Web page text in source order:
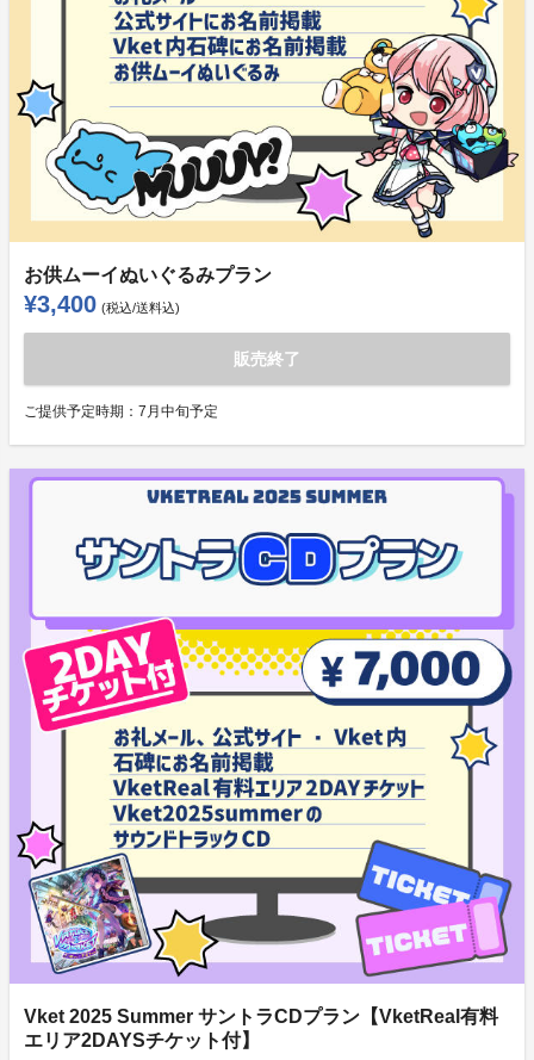
お供ムーイぬいぐるみプラン
¥3,400 (税込/送料込)
販売終了
ご提供予定時期： 7月中旬予定
Vket 2025 Summer サントラCDプラン【VketReal有料
エリア2DAYSチケット付】